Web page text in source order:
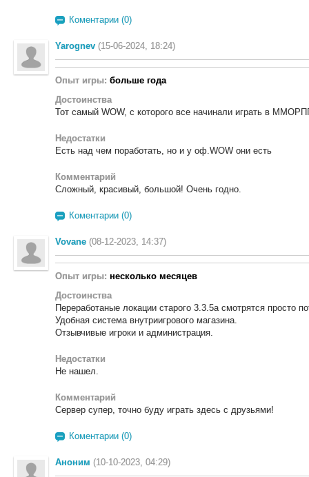
Коментарии (0)
Yarognev (15-06-2024, 18:24)
Опыт игры: больше года
Достоинства
Тот самый WOW, с которого все начинали играть в
Недостатки
Есть над чем поработать, но и у оф.WOW они есть
Комментарий
Сложный, красивый, большой! Очень годно.
Коментарии (0)
Vovane (08-12-2023, 14:37)
Опыт игры: несколько месяцев
Достоинства
Переработаные локации старого 3.3.5а смотрятся просто
Удобная система внутриигрового магазина.
Отзывчивые игроки и администрация.
Недостатки
Не нашел.
Комментарий
Сервер супер, точно буду играть здесь с друзьями!
Коментарии (0)
Аноним (10-10-2023, 04:29)